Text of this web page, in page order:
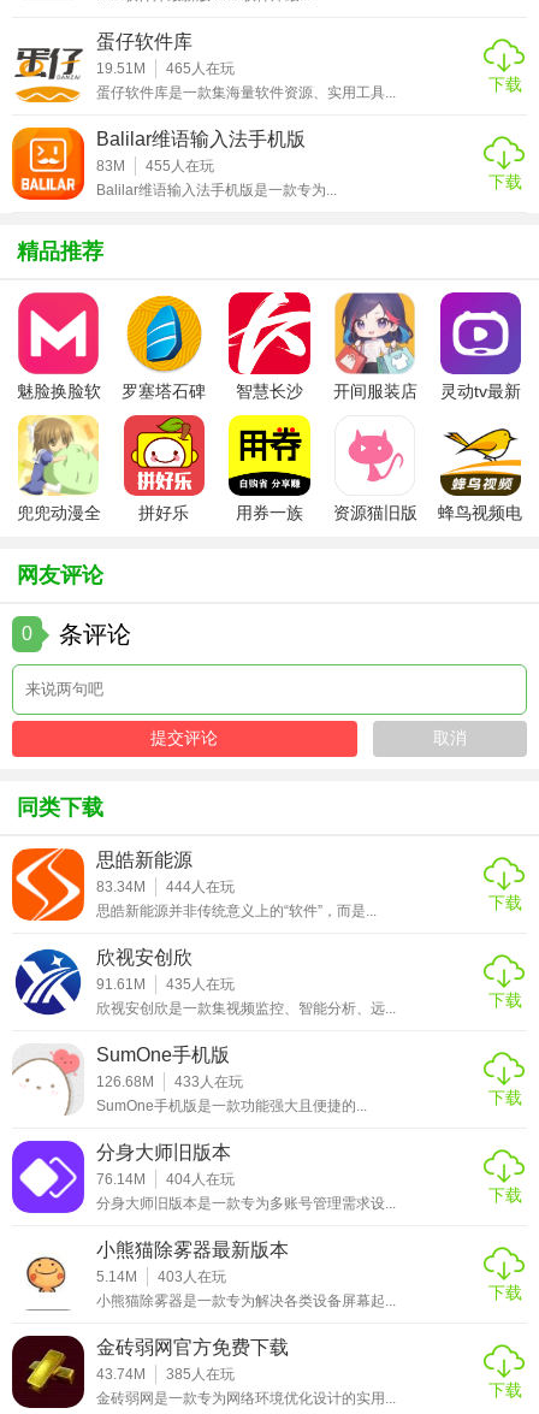
4. 滤镜效果：Photoshop内置了丰富的滤镜效果，如模糊、锐
化、扭曲等。通过合理运用这些滤镜，可以为图像添加各种
特殊效果，增强视觉冲击力。
【ps图片处理亮点】
具，可以满足用户对图像的各种精细调整需求。
2. 灵活的图层管理：通过图层功能，用户可以方便地对图像
进行分层编辑和修改，实现复杂的图像效果。
3. 丰富的滤镜效果：内置多种滤镜效果，可以快速为图像添
加特殊效果，提升视觉效果。
4. 广泛的兼容性：支持多种文件格式的导入和导出，方便与
其他软件进行协作和分享。
以在社区中分享经验、学习技巧，获取丰富的资源和教程。
【ps图片处理优势】
1. 专业性强：Photoshop是图像处理领域的行业标准软件，具
有极高的专业性和权威性。
2. 功能全面：提供了丰富的图像编辑工具和功能，可以满足
3. 操作灵活：支持多种操作方式，如鼠标操作、快捷键操作
等，用户可以根据自己的习惯选择最适合的操作方式。
4. 持续更新：Adobe公司不断对Photoshop进行更新和优化，
【ps图片处理测评】
域具有举足轻重的地位。其丰富的工具集、强大的编辑能力
和灵活的操作方式使得用户能够轻松应对各种图像处理任
程，为用户提供了良好的学习和交流平台。然而，对于初学
者来说，Photoshop的学习曲线可能较为陡峭，需要花费一定
的时间和精力来掌握其基本操作和技巧。但总体来说，
Photoshop是一款值得学习和掌握的图像处理软件。
蛋仔软件库
19.51M 465 人在玩
蛋仔软件库是一款集海量软件资源、实用工具...
下载
Balilar维语输入法手机版
83M 455 人在玩
Balilar维语输入法手机版是一款专为...
下载
精品推荐
魅脸换脸软
件
罗塞塔石碑
安卓版
智慧长沙
app
开间服装店
灵动tv最新
兜兜动漫全
拼好乐 用券一族 资源猫旧版
蜂鸟视频电
网友评论
0 条评论
同类下载
思皓新能源
83.34M 444 人在玩
思皓新能源并非传统意义上的“软件”，而是...
下载
欣视安创欣
91.61M 435 人在玩
欣视安创欣是一款集视频监控、智能分析、远...
下载
SumOne手机版
126.68M 433 人在玩
SumOne手机版是一款功能强大且便捷的...
下载
分身大师旧版本
76.14M 404 人在玩
分身大师旧版本是一款专为多账号管理需求设...
下载
小熊猫除雾器最新版本
5.14M 403 人在玩
小熊猫除雾器是一款专为解决各类设备屏幕起...
下载
金砖弱网官方免费下载
43.74M 385 人在玩
金砖弱网是一款专为网络环境优化设计的实用...
下载